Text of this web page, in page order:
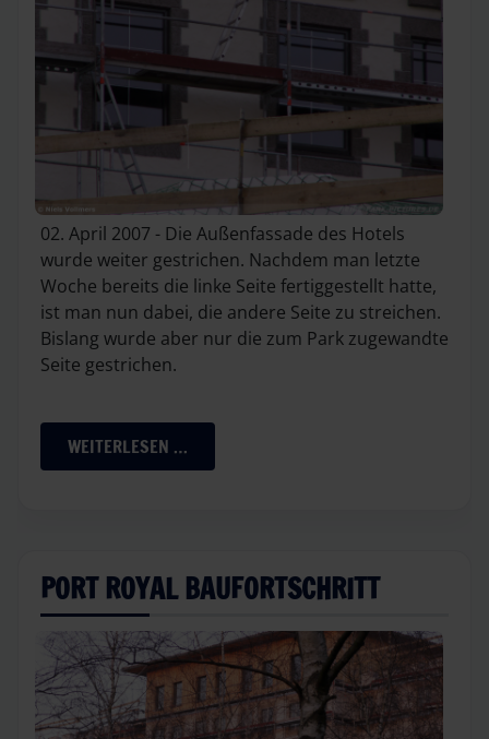
02. April 2007 - Die Außenfassade des Hotels
wurde weiter gestrichen. Nachdem man letzte
Woche bereits die linke Seite fertiggestellt hatte,
ist man nun dabei, die andere Seite zu streichen.
Bislang wurde aber nur die zum Park zugewandte
Seite gestrichen.
WEITERLESEN …
PORT ROYAL BAUFORTSCHRITT